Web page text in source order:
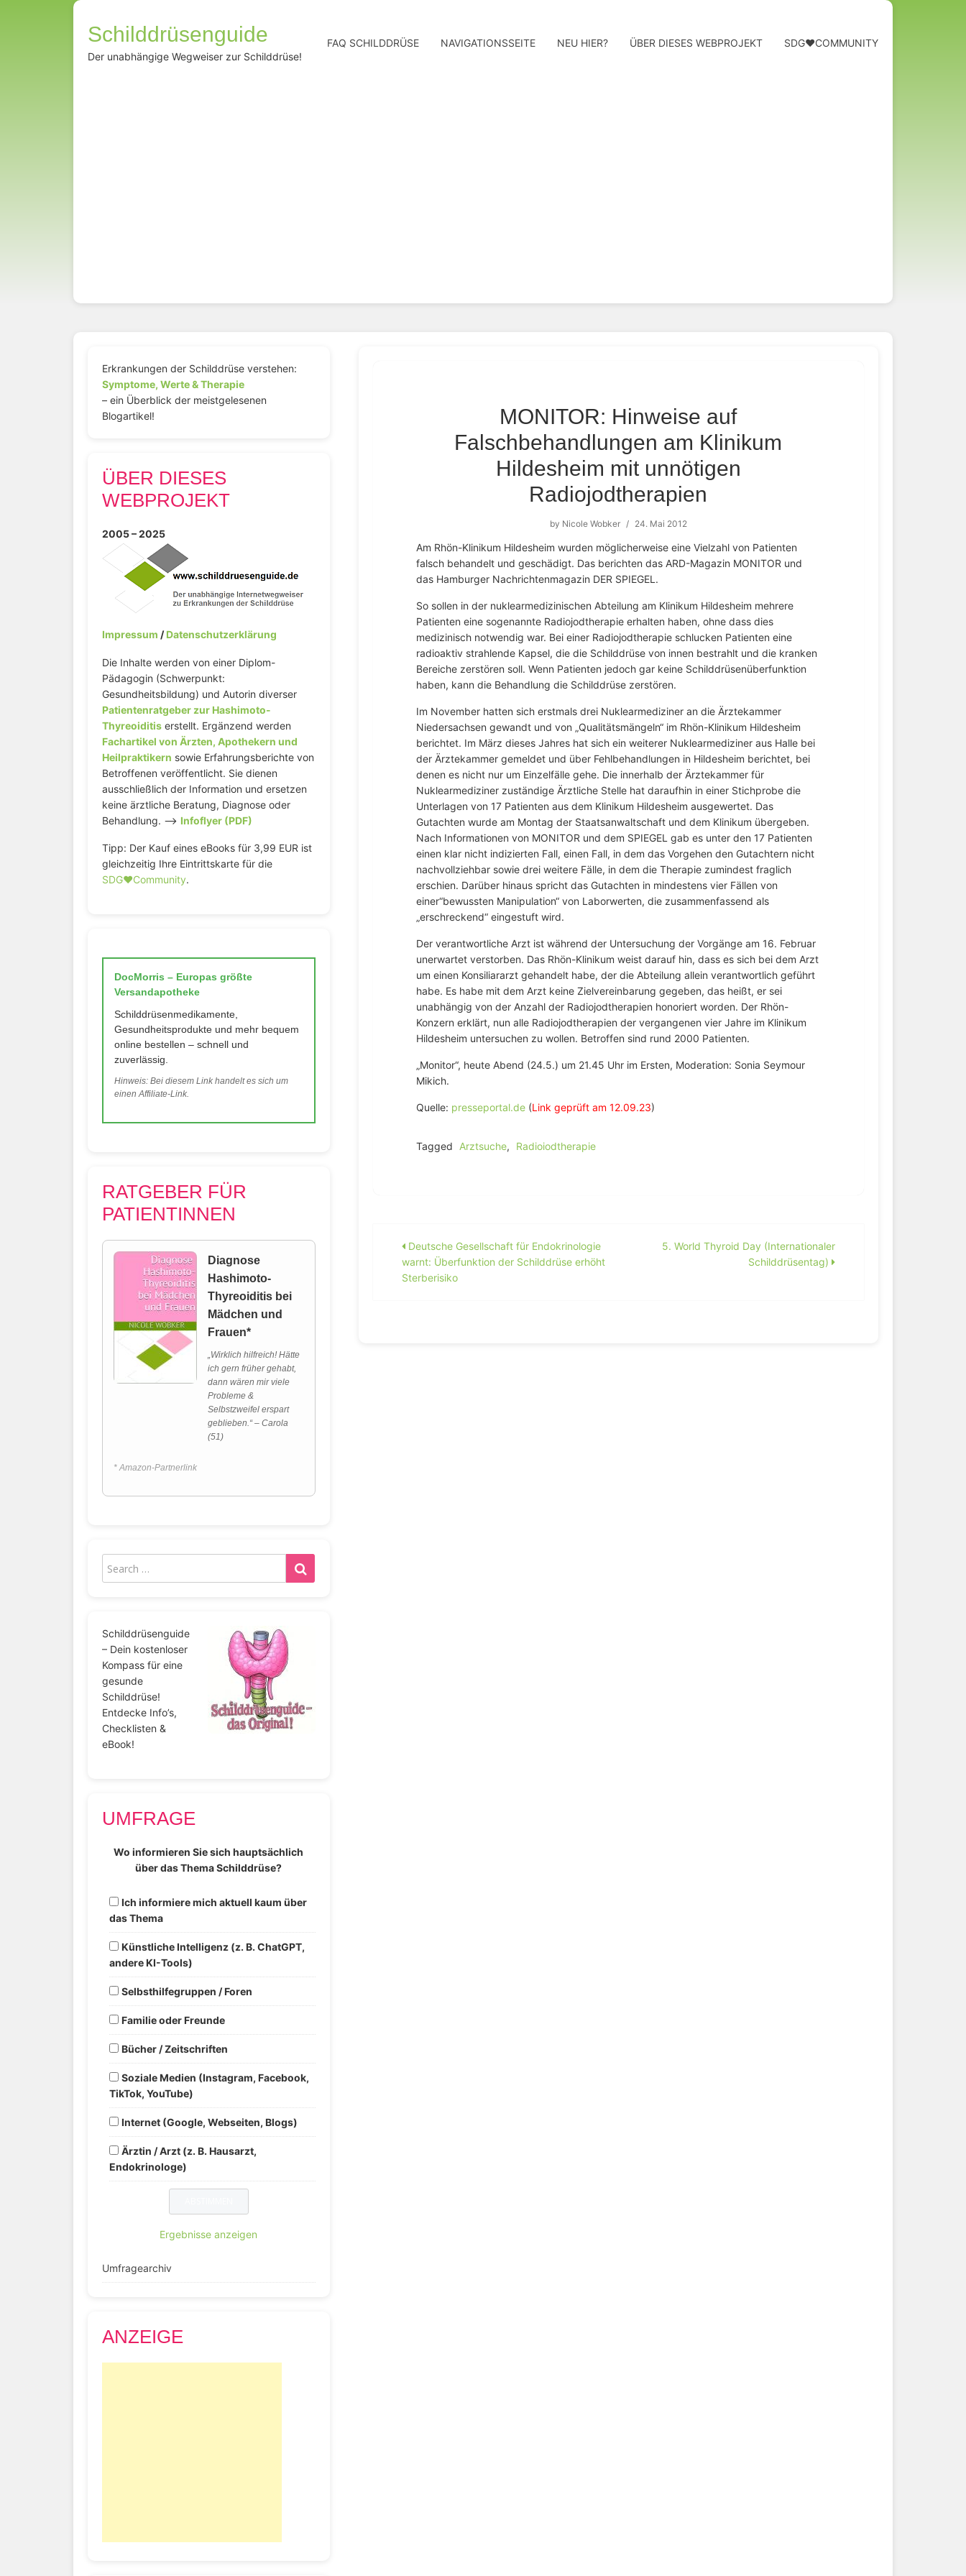
Schilddrüsenguide
Der unabhängige Wegweiser zur Schilddrüse!
FAQ SCHILDDRÜSE NAVIGATIONSSEITE NEU HIER? ÜBER DIESES WEBPROJEKT SDG❤️COMMUNITY
MONITOR: Hinweise auf
Falschbehandlungen am Klinikum
Hildesheim mit unnötigen
Radiojodtherapien
by Nicole Wobker / 24. Mai 2012
Am Rhön-Klinikum Hildesheim wurden möglicherweise eine Vielzahl von Patienten
falsch behandelt und geschädigt. Das berichten das ARD-Magazin MONITOR und
das Hamburger Nachrichtenmagazin DER SPIEGEL.
So sollen in der nuklearmedizinischen Abteilung am Klinikum Hildesheim mehrere
Patienten eine sogenannte Radiojodtherapie erhalten haben, ohne dass dies
medizinisch notwendig war. Bei einer Radiojodtherapie schlucken Patienten eine
radioaktiv strahlende Kapsel, die die Schilddrüse von innen bestrahlt und die kranken
Bereiche zerstören soll. Wenn Patienten jedoch gar keine Schilddrüsenüberfunktion
haben, kann die Behandlung die Schilddrüse zerstören.
Im November hatten sich erstmals drei Nuklearmediziner an die Ärztekammer
Niedersachsen gewandt und von „Qualitätsmängeln“ im Rhön-Klinikum Hildesheim
berichtet. Im März dieses Jahres hat sich ein weiterer Nuklearmediziner aus Halle bei
der Ärztekammer gemeldet und über Fehlbehandlungen in Hildesheim berichtet, bei
denen es nicht nur um Einzelfälle gehe. Die innerhalb der Ärztekammer für
Nuklearmediziner zuständige Ärztliche Stelle hat daraufhin in einer Stichprobe die
Unterlagen von 17 Patienten aus dem Klinikum Hildesheim ausgewertet. Das
Gutachten wurde am Montag der Staatsanwaltschaft und dem Klinikum übergeben.
Nach Informationen von MONITOR und dem SPIEGEL gab es unter den 17 Patienten
einen klar nicht indizierten Fall, einen Fall, in dem das Vorgehen den Gutachtern nicht
nachvollziehbar sowie drei weitere Fälle, in dem die Therapie zumindest fraglich
erschien. Darüber hinaus spricht das Gutachten in mindestens vier Fällen von
einer“bewussten Manipulation“ von Laborwerten, die zusammenfassend als
„erschreckend“ eingestuft wird.
Der verantwortliche Arzt ist während der Untersuchung der Vorgänge am 16. Februar
unerwartet verstorben. Das Rhön-Klinikum weist darauf hin, dass es sich bei dem Arzt
um einen Konsiliararzt gehandelt habe, der die Abteilung allein verantwortlich geführt
habe. Es habe mit dem Arzt keine Zielvereinbarung gegeben, das heißt, er sei
unabhängig von der Anzahl der Radiojodtherapien honoriert worden. Der Rhön-
Konzern erklärt, nun alle Radiojodtherapien der vergangenen vier Jahre im Klinikum
Hildesheim untersuchen zu wollen. Betroffen sind rund 2000 Patienten.
„Monitor“, heute Abend (24.5.) um 21.45 Uhr im Ersten, Moderation: Sonia Seymour
Mikich.
Quelle: presseportal.de (Link geprüft am 12.09.23)
Tagged Arztsuche, Radioiodtherapie
Beitragsnavigation
Deutsche Gesellschaft für Endokrinologie
warnt: Überfunktion der Schilddrüse erhöht
Sterberisiko
5. World Thyroid Day (Internationaler
Schilddrüsentag)
Erkrankungen der Schilddrüse verstehen:
Symptome, Werte & Therapie
– ein Überblick der meistgelesenen
Blogartikel!
ÜBER DIESES
WEBPROJEKT
2005 – 2025
Impressum /Datenschutzerklärung
Die Inhalte werden von einer Diplom-
Pädagogin (Schwerpunkt:
Gesundheitsbildung) und Autorin diverser
Patientenratgeber zur Hashimoto-
Thyreoiditis erstellt. Ergänzend werden
Fachartikel von Ärzten, Apothekern und
Heilpraktikern sowie Erfahrungsberichte von
Betroffenen veröffentlicht. Sie dienen
ausschließlich der Information und ersetzen
keine ärztliche Beratung, Diagnose oder
Behandlung. –> Infoflyer (PDF)
Tipp: Der Kauf eines eBooks für 3,99 EUR ist
gleichzeitig Ihre Eintrittskarte für die
SDG♥️Community.
DocMorris – Europas größte
Versandapotheke
Schilddrüsenmedikamente,
Gesundheitsprodukte und mehr bequem
online bestellen – schnell und
zuverlässig.
Hinweis: Bei diesem Link handelt es sich um
einen Affiliate-Link.
RATGEBER FÜR
PATIENTINNEN
Diagnose
Hashimoto-
Thyreoiditis bei
Mädchen und
Frauen*
„Wirklich hilfreich! Hätte
ich gern früher gehabt,
dann wären mir viele
Probleme &
Selbstzweifel erspart
geblieben.“ – Carola
(51)
* Amazon-Partnerlink
Schilddrüsenguide
– Dein kostenloser
Kompass für eine
gesunde
Schilddrüse!
Entdecke Info’s,
Checklisten &
eBook!
UMFRAGE
Wo informieren Sie sich hauptsächlich
über das Thema Schilddrüse?
Ich informiere mich aktuell kaum über
das Thema
Künstliche Intelligenz (z. B. ChatGPT,
andere KI-Tools)
Selbsthilfegruppen / Foren
Familie oder Freunde
Bücher / Zeitschriften
Soziale Medien (Instagram, Facebook,
TikTok, YouTube)
Internet (Google, Webseiten, Blogs)
Ärztin / Arzt (z. B. Hausarzt,
Endokrinologe)
Ergebnisse anzeigen
Umfragearchiv
ANZEIGE